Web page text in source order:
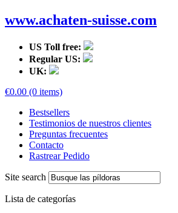
www.achaten-suisse.com
US Toll free:
Regular US:
UK:
€0.00 (0 items)
Bestsellers
Testimonios de nuestros clientes
Preguntas frecuentes
Contacto
Rastrear Pedido
Site search
Lista de categorías